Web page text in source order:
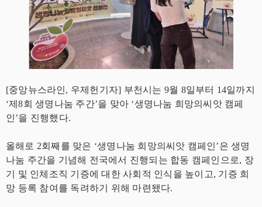
[중앙뉴스라인, 우제헌기자] 부천시는 9월 8일부터 14일까지
‘제8회 생명나눔 주간’을 맞아 ‘생명나눔 희망의씨앗 캠페
인’을 진행했다.
올해로 2회째를 맞은 ‘생명나눔 희망의씨앗 캠페인’은 생명
나눔 주간을 기념해 전국에서 진행되는 합동 캠페인으로, 장
기 및 인체조직 기증에 대한 사회적 인식을 높이고, 기증 희
망 등록 참여를 독려하기 위해 마련됐다.